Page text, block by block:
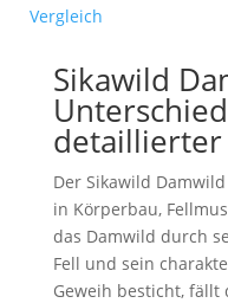
Sikawild
detaillierter
Der Sikawild
in Körperbau,
das Damwild durch
Fell und sein
Geweih besticht, fällt